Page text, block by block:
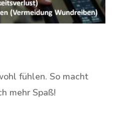
fühlen. So macht
mehr Spaß!